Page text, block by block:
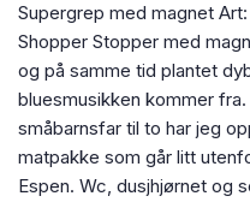
Supergrep med magnet
Shopper Stopper med
og på samme tid plantet
bluesmusikken kommer
småbarnsfar til to har jeg
matpakke som går litt
Espen. Wc, dusjhjørnet og